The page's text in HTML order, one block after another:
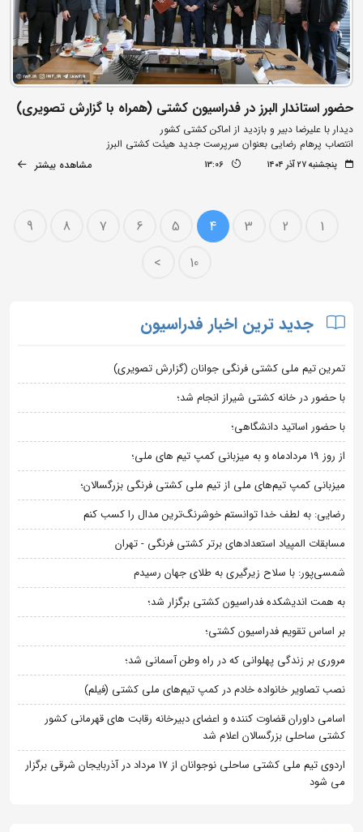
حضور استاندار البرز در فدراسیون کشتی (همراه با گزارش تصویری)
دیدار با علیرضا دبیر و بازدید از اماکن کشتی کشور
انتصاب پرهام رضایی بعنوان سرپرست جدید هیئت کشتی البرز
پنجشنبه ۲۷ آذر ۱۴۰۴ 13:06 مشاهده بیشتر
1
2
3
4
5
6
7
8
9
10
>
جدید ترین اخبار فدراسیون
تمرین تیم ملی کشتی فرنگی جوانان (گزارش تصویری)
با حضور در خانه کشتی شیراز انجام شد؛
با حضور اساتید دانشگاهی؛
از روز 19 مردادماه و به میزبانی کمپ تیم های ملی؛
میزبانی کمپ تیم‌های ملی از تیم ملی کشتی فرنگی بزرگسالان؛
رضایی: به لطف خدا توانستم خوشرنگ‌ترین مدال را کسب کنم
مسابقات المپیاد استعدادهای برتر کشتی فرنگی - تهران
شمسی‌پور: با سلاح زیرگیری به طلای جهان رسیدم
به همت اندیشکده فدراسیون کشتی برگزار شد؛
بر اساس تقویم فدراسیون کشتی؛
مروری بر زندگی پهلوانی که در راه وطن آسمانی شد؛
نصب تصاویر خانواده خادم در کمپ تیم‌های ملی کشتی (فیلم)
اسامی داوران قضاوت کننده و اعضای دبیرخانه رقابت های قهرمانی کشور
کشتی ساحلی بزرگسالان اعلام شد
اردوی تیم ملی کشتی ساحلی نوجوانان از 17 مرداد در آذربایجان شرقی برگزار
می شود